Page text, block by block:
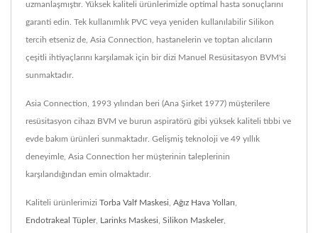
uzmanlaşmıştır. Yüksek kaliteli ürünlerimizle optimal hasta sonuçlarını
garanti edin. Tek kullanımlık PVC veya yeniden kullanılabilir Silikon
tercih etseniz de, Asia Connection, hastanelerin ve toptan alıcıların
çeşitli ihtiyaçlarını karşılamak için bir dizi Manuel Resüsitasyon BVM'si
sunmaktadır.
Asia Connection, 1993 yılından beri (Ana Şirket 1977) müşterilere
resüsitasyon cihazı BVM ve burun aspiratörü gibi yüksek kaliteli tıbbi ve
evde bakım ürünleri sunmaktadır. Gelişmiş teknoloji ve 49 yıllık
deneyimle, Asia Connection her müşterinin taleplerinin
karşılandığından emin olmaktadır.
Kaliteli ürünlerimizi Torba Valf Maskesi, Ağız Hava Yolları,
Endotrakeal Tüpler, Larinks Maskesi, Silikon Maskeler,